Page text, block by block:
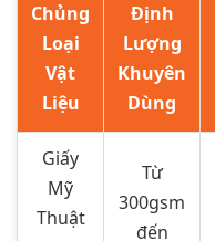
Chủng
Loại
Vật
Liệu
Định
Lượng
Khuyên
Dùng
Giấy
Mỹ
Thuật
Từ
300gsm
đến